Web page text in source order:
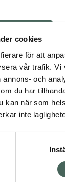
cookies
för att
vår trafik. Vi
annons- och
du har
kan när som
inte